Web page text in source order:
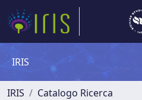
IRIS
IRIS
Catalogo Ricerca